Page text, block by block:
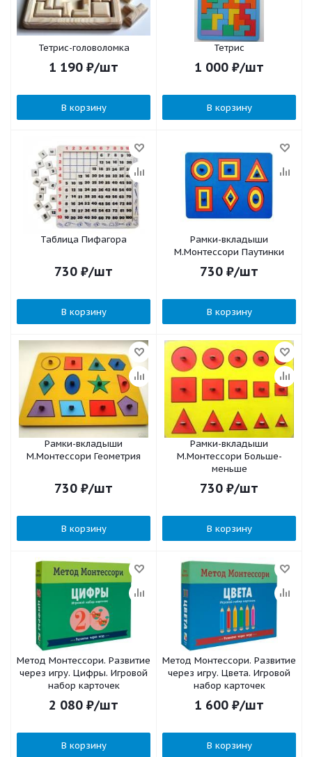
Тетрис-головоломка
1 190 ₽/шт
В корзину
Тетрис
1 000 ₽/шт
В корзину
Таблица Пифагора
730 ₽/шт
В корзину
Рамки-вкладыши
М.Монтессори Паутинки
730 ₽/шт
В корзину
Рамки-вкладыши
М.Монтессори Геометрия
730 ₽/шт
В корзину
Рамки-вкладыши
М.Монтессори Больше-
меньше
730 ₽/шт
В корзину
Метод Монтесcори. Развитие
через игру. Цифры. Игровой
набор карточек
2 080 ₽/шт
В корзину
Метод Монтесcори. Развитие
через игру. Цвета. Игровой
набор карточек
1 600 ₽/шт
В корзину